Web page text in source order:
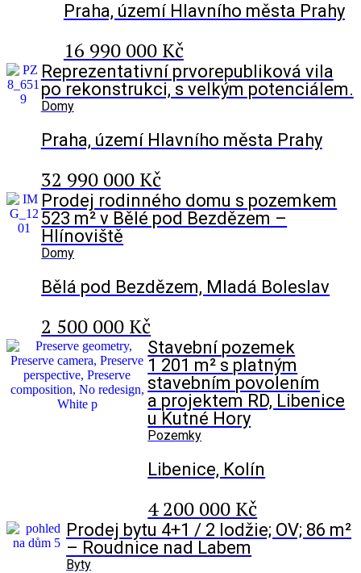
Praha, území Hlavního města Prahy
16 990 000 Kč
Reprezentativní prvorepubliková vila
po rekonstrukci, s velkým potenciálem.
Domy
Praha, území Hlavního města Prahy
32 990 000 Kč
Prodej rodinného domu s pozemkem
523 m² v Bělé pod Bezdězem –
Hlínoviště
Domy
Bělá pod Bezdězem, Mladá Boleslav
2 500 000 Kč
Stavební pozemek
1 201 m² s platným
stavebním povolením
a projektem RD, Libenice
u Kutné Hory
Pozemky
Libenice, Kolín
4 200 000 Kč
Prodej bytu 4+1 / 2 lodžie; OV; 86 m²
– Roudnice nad Labem
Byty